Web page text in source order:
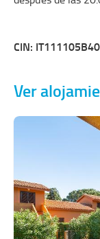
CIN:
Ver